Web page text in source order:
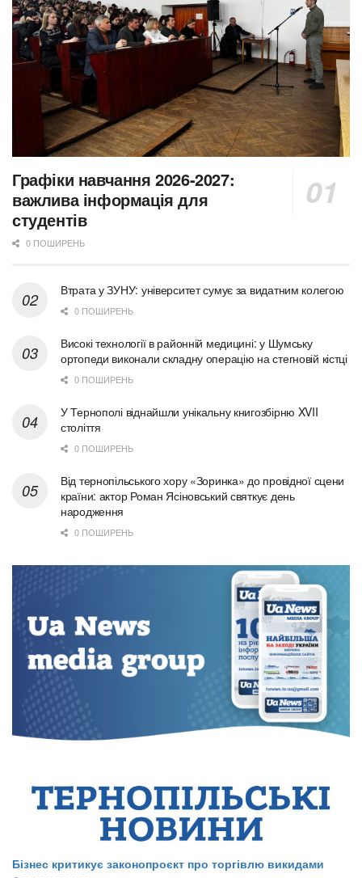
Графіки навчання 2026-2027:
важлива інформація для
студентів
0 ПОШИРЕНЬ
Втрата у ЗУНУ: університет сумує за видатним колегою
0 ПОШИРЕНЬ
Високі технології в районній медицині: у Шумську
ортопеди виконали складну операцію на стегновій кістці
0 ПОШИРЕНЬ
У Тернополі віднайшли унікальну книгозбірню XVII
століття
0 ПОШИРЕНЬ
Від тернопільського хору «Зоринка» до провідної сцени
країни: актор Роман Ясіновський святкує день
народження
0 ПОШИРЕНЬ